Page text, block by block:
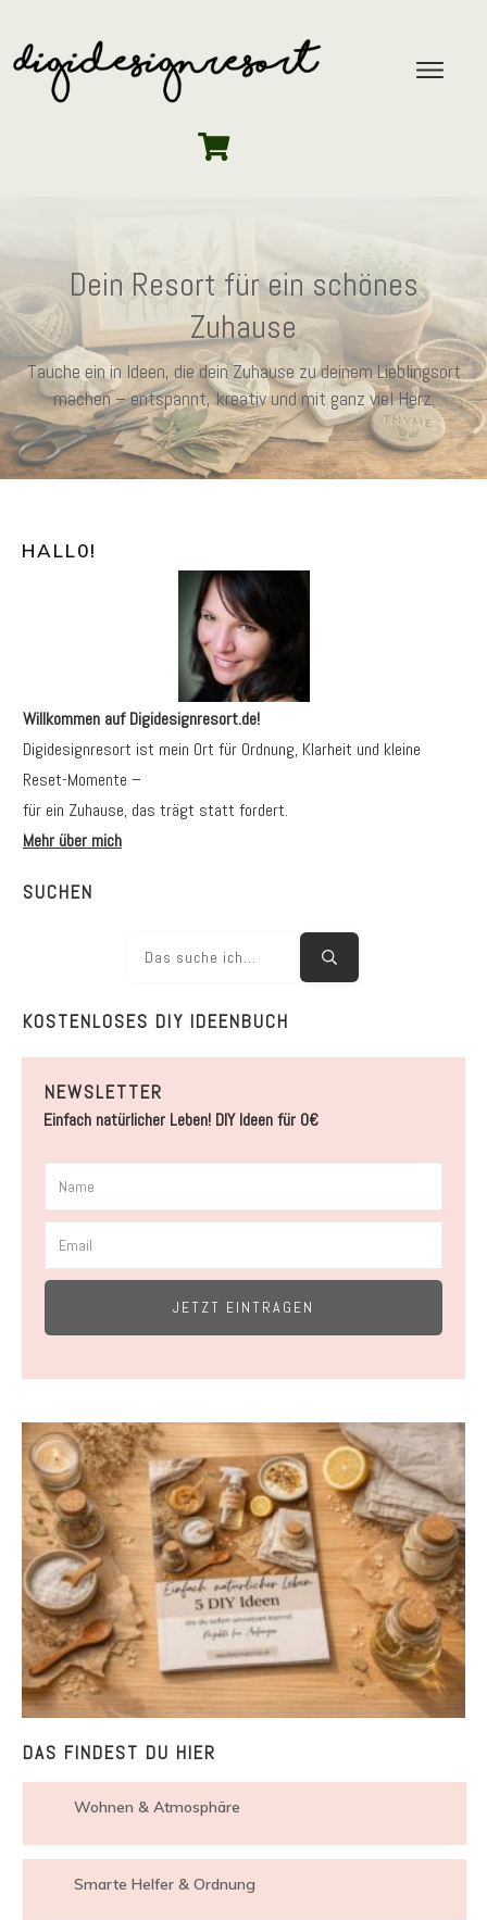
Dein Resort für ein schönes
Zuhause
Tauche ein in Ideen, die dein Zuhause zu deinem Lieblingsort
machen – entspannt, kreativ und mit ganz viel Herz.
HALL0!
Willkommen auf Digidesignresort.de!
Digidesignresort ist mein Ort für Ordnung, Klarheit und kleine
Reset-Momente –
für ein Zuhause, das trägt statt fordert.
Mehr über mich
SUCHEN
KOSTENLOSES DIY IDEENBUCH
NEWSLETTER
Einfach natürlicher Leben! DIY Ideen für 0€
JETZT EINTRAGEN
DAS FINDEST DU HIER
Wohnen & Atmosphäre
Smarte Helfer & Ordnung